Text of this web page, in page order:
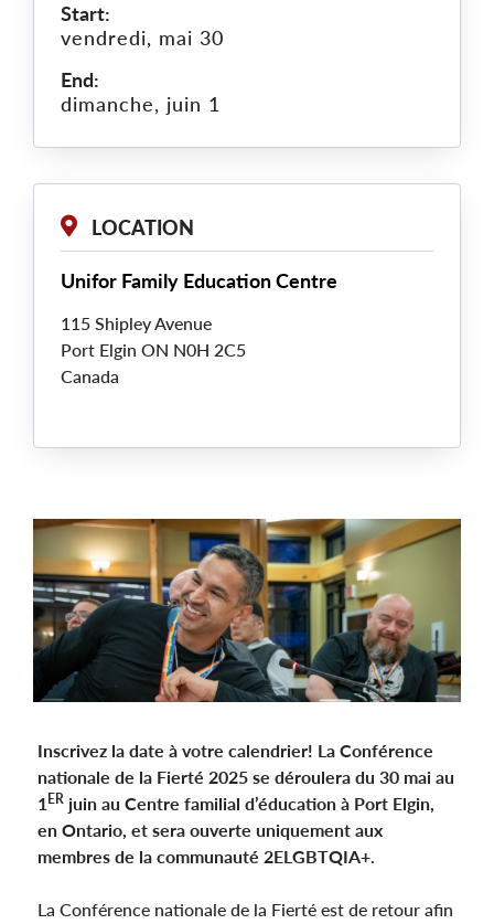
Start:
vendredi, mai 30
End:
dimanche, juin 1
LOCATION
Unifor Family Education Centre
115 Shipley Avenue
Port Elgin ON N0H 2C5
Canada
Main
Image
Inscrivez la date à votre calendrier! La Conférence
nationale de la Fierté 2025 se déroulera du 30 mai au
1 ER juin au Centre familial d’éducation à Port Elgin,
en Ontario, et sera ouverte uniquement aux
membres de la communauté 2ELGBTQIA+.
La Conférence nationale de la Fierté est de retour afin